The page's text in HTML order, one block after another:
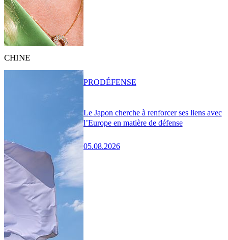
CHINE
Le Japon cherche à renforcer ses liens avec
l’Europe en matière de défense
05.08.2026
PRODÉFENSE